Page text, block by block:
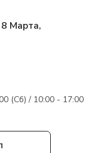
8 Марта,
(Сб) / 10:00 - 17:00